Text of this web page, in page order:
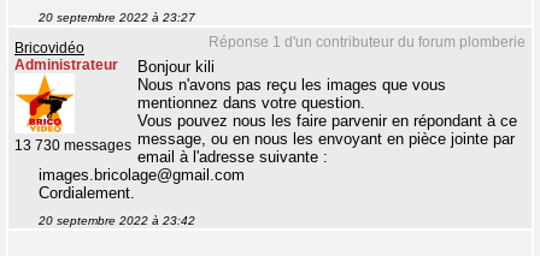
20 septembre 2022 à 23:27
Réponse 1 d'un contributeur du forum plomberie
Bricovidéo
Administrateur
13 730 messages
Bonjour kili
Nous n'avons pas reçu les images que vous
mentionnez dans votre question.
Vous pouvez nous les faire parvenir en répondant à ce
message, ou en nous les envoyant en pièce jointe par
email à l'adresse suivante :
images.bricolage@gmail.com
Cordialement.
20 septembre 2022 à 23:42